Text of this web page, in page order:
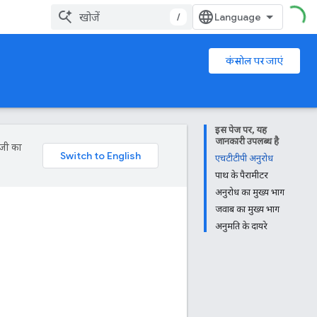
/
कंसोल पर जाएं
इस पेज पर, यह
जानकारी उपलब्ध है
एचटीटीपी अनुरोध
पाथ के पैरामीटर
अनुरोध का मुख्य भाग
जवाब का मुख्य भाग
अनुमति के दायरे
का